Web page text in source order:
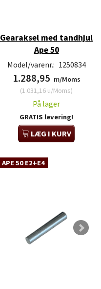
Gearaksel med tandhjul
Ape 50
Model/varenr.: 1250834
1.288,95 m/Moms
(1.031,16 u/Moms)
På lager
GRATIS levering!
LÆG I KURV
APE 50 E2+E4